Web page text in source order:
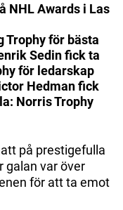
NHL Awards i Las
Trophy för bästa
Sedin fick ta
för ledarskap
Hedman fick
Norris Trophy
på prestigefulla
galan var över
för att ta emot